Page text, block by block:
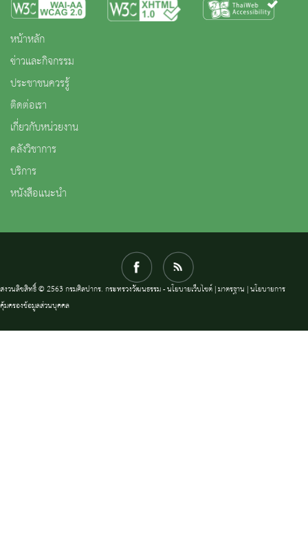
หน้าหลัก
ข่าวและกิจกรรม
ประชาชนควรรู้
ติดต่อเรา
เกี่ยวกับหน่วยงาน
คลังวิชาการ
บริการ
หนังสือแนะนำ
สงวนลิขสิทธิ์ © 2563 กรมศิลปากร. กระทรวงวัฒนธรรม -นโยบายเว็บไซต์|มาตรฐาน |นโยบายการ
คุ้มครองข้อมูลส่วนบุคคล